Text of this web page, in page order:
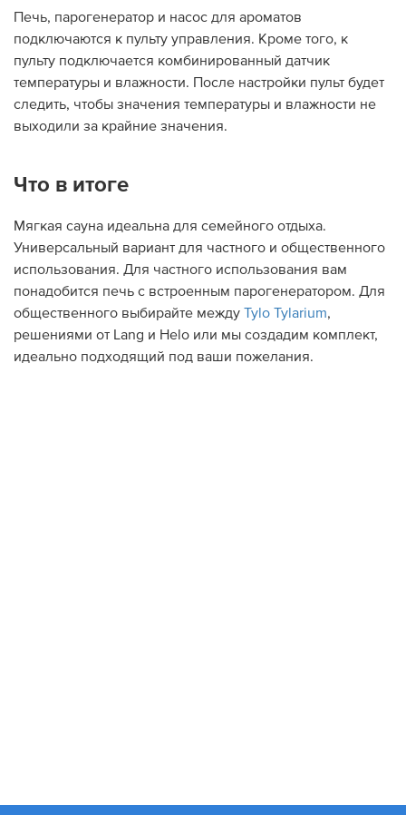
Печь, парогенератор и насос для ароматов
подключаются к пульту управления. Кроме того, к
пульту подключается комбинированный датчик
температуры и влажности. После настройки пульт будет
следить, чтобы значения температуры и влажности не
выходили за крайние значения.
Что в итоге
Мягкая сауна идеальна для семейного отдыха.
Универсальный вариант для частного и общественного
использования. Для частного использования вам
понадобится печь с встроенным парогенератором. Для
общественного выбирайте между Tylo Tylarium,
решениями от Lang и Helo или мы создадим комплект,
идеально подходящий под ваши пожелания.